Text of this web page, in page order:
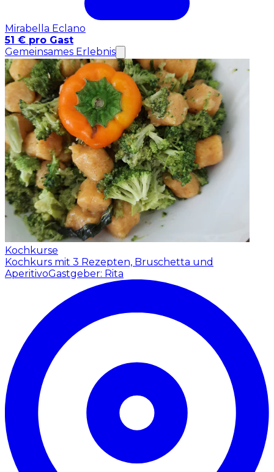
Mirabella Eclano
51 € pro Gast
Gemeinsames Erlebnis
Kochkurse
Kochkurs mit 3 Rezepten, Bruschetta und
AperitivoGastgeber: Rita